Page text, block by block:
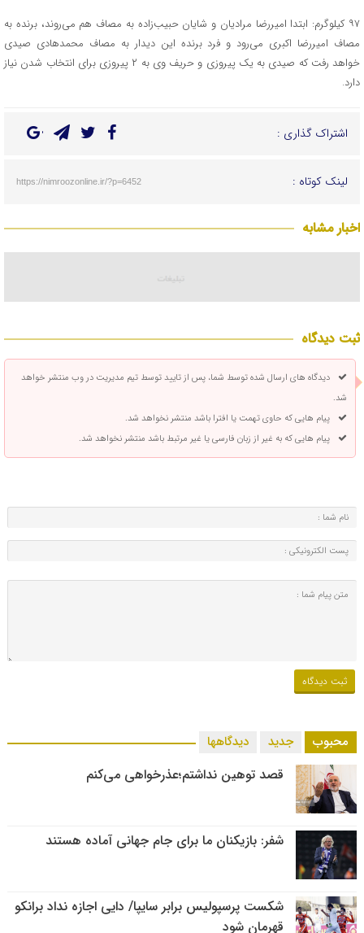
۹۷ کیلوگرم: ابتدا امیررضا مرادیان و شایان حبیب‌زاده به مصاف هم می‌روند، برنده به
مصاف امیررضا اکبری می‌رود و فرد برنده این دیدار به مصاف محمدهادی صیدی
خواهد رفت که صیدی به یک پیروزی و حریف وی به ۲ پیروزی برای انتخاب شدن نیاز
دارد.
اشتراک گذاری :
لینک کوتاه : https://nimroozonline.ir/?p=6452
اخبار مشابه
ثبت دیدگاه
دیدگاه های ارسال شده توسط شما، پس از تایید توسط تیم مدیریت در وب منتشر خواهد
شد.
پیام هایی که حاوی تهمت یا افترا باشد منتشر نخواهد شد.
پیام هایی که به غیر از زبان فارسی یا غیر مرتبط باشد منتشر نخواهد شد.
محبوب جدید دیدگاهها
قصد توهین نداشتم؛عذرخواهی می‌کنم
شفر: بازیکنان ما برای جام جهانی آماده هستند
شکست پرسپولیس برابر سایپا/ دایی اجازه نداد برانکو
قهرمان شود